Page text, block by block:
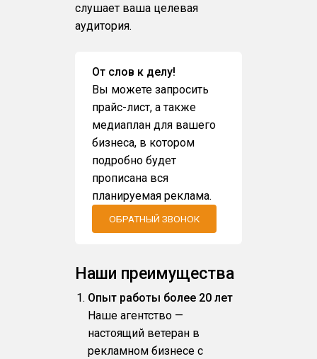
слушает ваша целевая
аудитория.
От слов к делу!
Вы можете запросить
прайс-лист, а также
медиаплан для вашего
бизнеса, в котором
подробно будет
прописана вся
планируемая реклама.
ОБРАТНЫЙ ЗВОНОК
Наши преимущества
Опыт работы более 20 лет
Наше агентство —
настоящий ветеран в
рекламном бизнесе с